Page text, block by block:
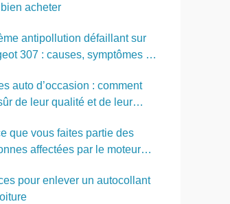
acheter
antipollution défaillant sur
307 : causes, symptômes et
auto d’occasion : comment
de leur qualité et de leur
que vous faites partie des
affectées par le moteur
pour enlever un autocollant